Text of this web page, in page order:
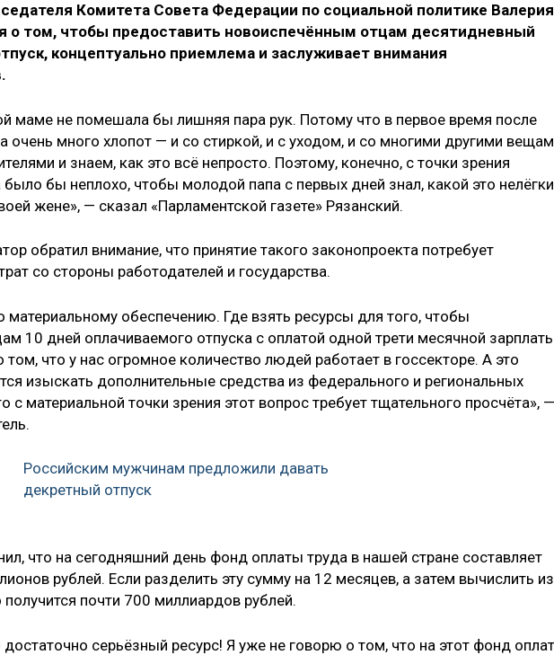
Комитета Совета Федерации по социальной политике Валерия
о том, чтобы предоставить новоиспечённым отцам десятидневный
концептуально приемлема и заслуживает внимания
маме не помешала бы лишняя пара рук. Потому что в первое время после
очень много хлопот — и со стиркой, и с уходом, и со многими другими
и знаем, как это всё непросто. Поэтому, конечно, с точки зрения
бы неплохо, чтобы молодой папа с первых дней знал, какой это
жене», — сказал «Парламентской газете» Рязанский.
обратил внимание, что принятие такого законопроекта потребует
со стороны работодателей и государства.
материальному обеспечению. Где взять ресурсы для того, чтобы
10 дней оплачиваемого отпуска с оплатой одной трети месячной
что у нас огромное количество людей работает в госсекторе. А это
изыскать дополнительные средства из федерального и региональных
с материальной точки зрения этот вопрос требует тщательного просчёта», —
Российским мужчинам предложили давать
декретный отпуск
что на сегодняшний день фонд оплаты труда в нашей стране составляет
рублей. Если разделить эту сумму на 12 месяцев, а затем вычислить из
получится почти 700 миллиардов рублей.
достаточно серьёзный ресурс! Я уже не говорю о том, что на этот фонд